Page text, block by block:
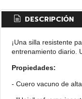
DESCRIPCIÓN
¡Una silla resistente
entrenamiento diario.
Propiedades:
- Cuero vacuno de